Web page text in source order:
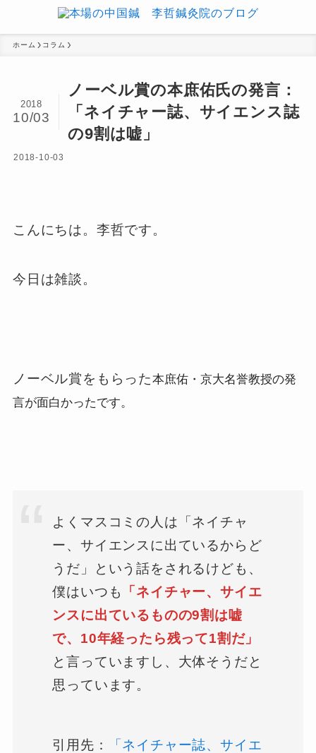
ホーム コラム
ノーベル賞の本庶佑氏の発言：
「ネイチャー誌、サイエンス誌
の9割は嘘」
2018
10/03
2018-10-03
こんにちは。李哲です。
今日は雑談。
ノーベル賞をもらった本庶佑・京大名誉教授の発
言が面白かったです。
よくマスコミの人は「ネイチャ
ー、サイエンスに出ているからど
うだ」という話をされるけども、
僕はいつも
「ネイチャー、サイエ
ンスに出ているものの9割は嘘
で、10年経ったら残って1割だ」
と言っていますし、大体そうだと
思っています。
引用先：
「ネイチャー誌、サイエ